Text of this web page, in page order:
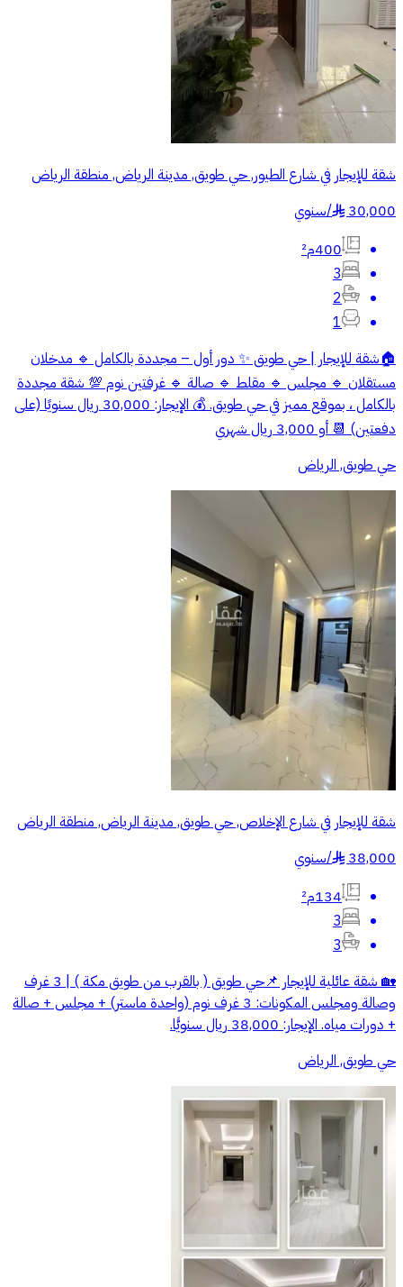
شقة للإيجار في شارع الطيور, حي طويق, مدينة الرياض, منطقة الرياض
30,000
§
/سنوي
400م²
3
2
1
🏠شقة للإيجار | حي طويق ✨ دور أول – مجددة بالكامل 🔹 مدخلان
مستقلان 🔹 مجلس 🔹 مقلط 🔹 صالة 🔹 غرفتين نوم 💯 شقة مجددة
بالكامل ، بموقع مميز في حي طويق. 💰 الإيجار: 30,000 ريال سنويًا (على
دفعتين) 📆 أو 3,000 ريال شهري
حي طويق, الرياض
شقة للإيجار في شارع الإخلاص, حي طويق, مدينة الرياض, منطقة الرياض
38,000
§
/سنوي
134م²
3
3
🏡 شقة عائلية للإيجار 📌حي طويق ( بالقرب من طويق مكة ) | 3 غرف
وصالة ومجلس المكونات: 3 غرف نوم (واحدة ماستر) + مجلس + صالة
+ دورات مياه. الإيجار: 38,000 ريال سنويًّا.
حي طويق, الرياض